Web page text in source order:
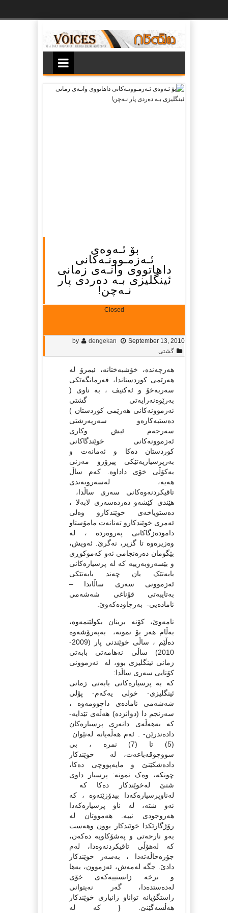
بۆ ئـه‌وه‌ی
ئـه‌زمـوونـه‌کانی
داهاتووی وانـه‌ی زمانی
ئینگلیزی بـه‌ ده‌ردی پار
نـه‌چن!
Closed
by dengekan
September 13, 2010
گشتی
هه‌رچه‌نده‌، خۆشبه‌ختانه‌، ئیمرۆ له‌
هه‌رێمی کوردستاندا، فه‌رمانگه‌ێکی
سه‌ربه‌خۆ و ئه‌کتیف ، به‌ ناوی (
به‌رێوه‌نه‌رایه‌تی گشتی
ئه‌زموونه‌کانی هه‌رێمی کوردستان )
ده‌ستبه‌کاره‌و سه‌رپه‌رشتی
سه‌رجه‌م ئیش وکاری
ئه‌زموونه‌کانی خوێندگاکانی
کوردستان ده‌کا و ئه‌مانه‌ت و
به‌رپرسیاریه‌تێکی پیرۆزو مه‌زنی
به‌کۆڵی خۆی داداوه‌. که‌م ساڵ
هه‌یه‌، له‌سه‌روبه‌ندی
تاقیکردنه‌وه‌کانی سه‌ری ساڵدا،
هێندی کێشه‌و ده‌رده‌سه‌ری لابه‌لا ،
ده‌ستویاخه‌ی خوێندکارو وه‌لی
ئه‌مری خوێندکارو ته‌نانه‌ت مامۆستاو
داموده‌زگاکانی په‌روه‌رده‌ ، له‌
وه‌زیره‌وه‌ تا گزیر، نه‌گرێ. ئه‌ویش،
بێگومان ده‌ره‌نجامی ئه‌و که‌موکوڕی
و بێسه‌روبه‌رییه‌ که‌ له‌ پرسیاره‌کانی
بابه‌تێک یان چه‌ند بابه‌تێکی
ئه‌زموونی سه‌ری ساڵاندا –
به‌تایبه‌تی قۆناغی شه‌شه‌می
ئاماده‌یی- به‌رچاوده‌که‌وێ.
نامه‌وێ، کۆنه‌ برینان بکولێنمه‌وه‌،
به‌ڵام هه‌ر بۆ نمونه‌، به‌په‌رۆشه‌وه‌
ده‌ڵێم ، ساڵی خوێندنی پار (2009-
2010) ساڵی نه‌هامه‌تی بابه‌تی
زمانی ئینگلیزی بوو، له‌ ئه‌زموونی
کۆتایی سه‌ری ساڵدا:
که‌ به‌ پرسیاره‌کانی بابه‌تی زمانی
ئینگلیزی- خولی یه‌که‌م- پۆلی
شه‌شه‌می ئاماده‌ی داچوومه‌وه‌ ،
سه‌رنجم دا (دوانزده‌) هه‌ڵه‌ی تێدایه‌-
که‌ به‌هه‌ڵه‌ی دانه‌ری پرسیاره‌کان
داده‌ندرێن- . ئه‌م هه‌ڵه‌یانه‌ له‌نێوان
(5) تا (7) نمره‌ ، بی
سووچوقه‌باعه‌ت، ‌له‌ خوێندکار
داده‌شکێنێ و مایه‌پووچی ده‌کا،
چونکه‌، وه‌ک نمونه‌: پرسیار داوی
شتێ له‌خوێندکار ده‌کا که‌
له‌ناوپرسیاره‌که‌دا بیدۆزێته‌وه‌ ، که‌
ئه‌و شته‌، له‌ ناو پرسیاره‌که‌دا
هه‌روجودی نییه‌. هه‌مووتان له‌
رۆژگارێکدا خوێندکار بوون وهه‌ست
به‌و نارحه‌تی و په‌شۆکاویه‌ ده‌که‌ن،
که‌ له‌هۆڵی تاقیکردنه‌وه‌دا، له‌م
جۆره‌حاڵه‌ته‌دا ، به‌سه‌ر خوێندکار
دادێ. جگه‌ له‌مه‌ش، ئه‌زموون، به‌ها
و نرخه‌ زانستییه‌که‌ی خۆی
له‌ده‌ستده‌دا، گه‌ر نه‌یتوانی
راستگۆیانه‌ تواناو زانیاری خوێندکار
هه‌ڵسه‌گێنێ. { که‌ له‌